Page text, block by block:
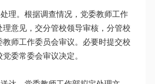
处理。根据调查情况，党委教师工作
理意见，交分管校领导审核，分管校
教师工作委员会审议。必要时提交校
委常委会审议决定。